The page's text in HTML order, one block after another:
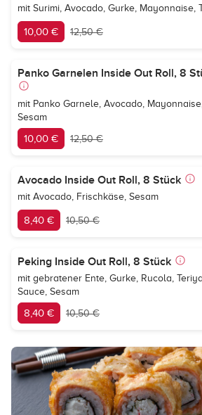
mit Surimi, Avocado, Gurke, Mayonnaise,
10,00 € 12,50 €
Panko Garnelen Inside Out Roll, 8
mit Panko Garnele, Avocado,
Sesam
10,00 € 12,50 €
Avocado Inside Out Roll, 8 Stück
mit Avocado, Frischkäse, Sesam
8,40 € 10,50 €
Peking Inside Out Roll, 8 Stück
mit gebratener Ente, Gurke, Rucola,
Sauce, Sesam
8,40 € 10,50 €